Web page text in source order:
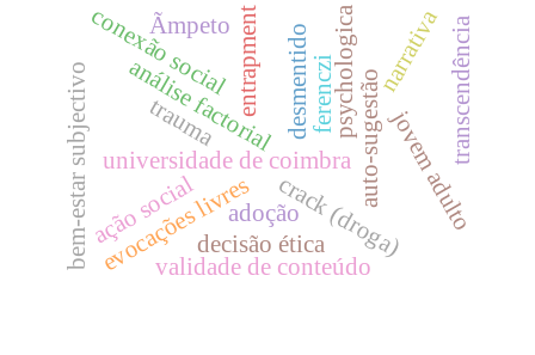
auto-sugestão
universidade de coimbra
psychologica
análise factorial
narrativa
entrapment
evocações livres crack (droga)
validade de conteúdo
conexão social
ação social jovem adulto
decisão ética
ferenczi
trauma desmentido
bem-estar subjectivo transcendência
Ãmpeto
adoção